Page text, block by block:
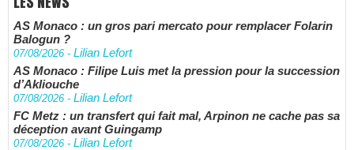
AS Monaco : un gros pari mercato pour remplacer Folarin
Balogun ?
07/08/2026 - Lilian Lefort
AS Monaco : Filipe Luis met la pression pour la succession
d’Akliouche
07/08/2026 - Lilian Lefort
FC Metz : un transfert qui fait mal, Arpinon ne cache pas sa
déception avant Guingamp
07/08/2026 - Lilian Lefort